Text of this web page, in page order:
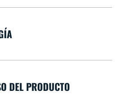
DEL PRODUCTO